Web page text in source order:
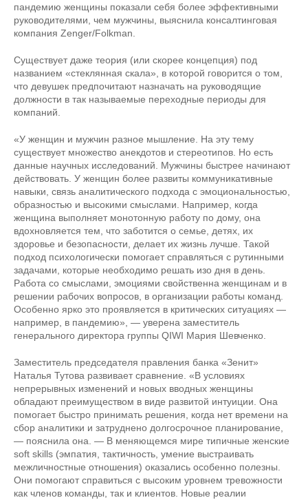
пандемию женщины показали себя более эффективными
руководителями, чем мужчины, выяснила консалтинговая
компания Zenger/Folkman.
Существует даже теория (или скорее концепция) под
названием «стеклянная скала», в которой говорится о том,
что девушек предпочитают назначать на руководящие
должности в так называемые переходные периоды для
компаний.
«У женщин и мужчин разное мышление. На эту тему
существует множество анекдотов и стереотипов. Но есть
данные научных исследований. Мужчины быстрее начинают
действовать. У женщин более развиты коммуникативные
навыки, связь аналитического подхода с эмоциональностью,
образностью и высокими смыслами. Например, когда
женщина выполняет монотонную работу по дому, она
вдохновляется тем, что заботится о семье, детях, их
здоровье и безопасности, делает их жизнь лучше. Такой
подход психологически помогает справляться с рутинными
задачами, которые необходимо решать изо дня в день.
Работа со смыслами, эмоциями свойственна женщинам и в
решении рабочих вопросов, в организации работы команд.
Особенно ярко это проявляется в критических ситуациях —
например, в пандемию», — уверена заместитель
генерального директора группы QIWI Мария Шевченко.
Заместитель председателя правления банка «Зенит»
Наталья Тутова развивает сравнение. «В условиях
непрерывных изменений и новых вводных женщины
обладают преимуществом в виде развитой интуиции. Она
помогает быстро принимать решения, когда нет времени на
сбор аналитики и затруднено долгосрочное планирование,
— пояснила она. — В меняющемся мире типичные женские
soft skills (эмпатия, тактичность, умение выстраивать
межличностные отношения) оказались особенно полезны.
Они помогают справиться с высоким уровнем тревожности
как членов команды, так и клиентов. Новые реалии